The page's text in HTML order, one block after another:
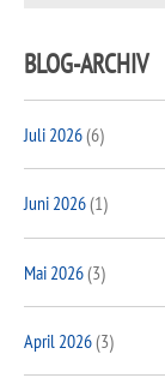
BLOG-ARCHIV
Juli 2026(6)
Juni 2026(1)
Mai 2026(3)
April 2026(3)